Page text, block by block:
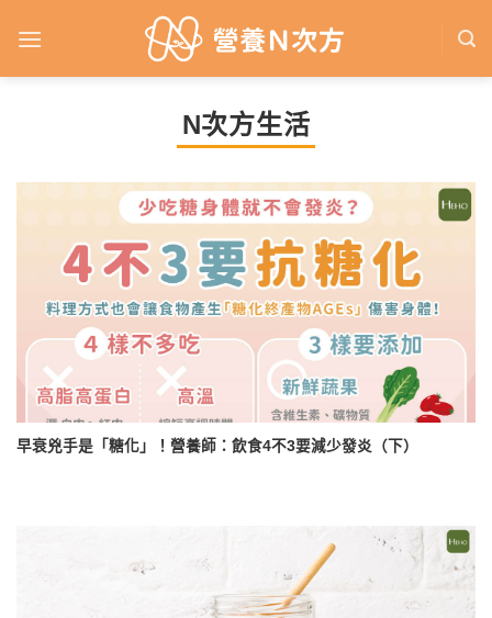
N次方生活
早衰兇手是「糖化」！營養師：飲食4不3要減少發炎（下）